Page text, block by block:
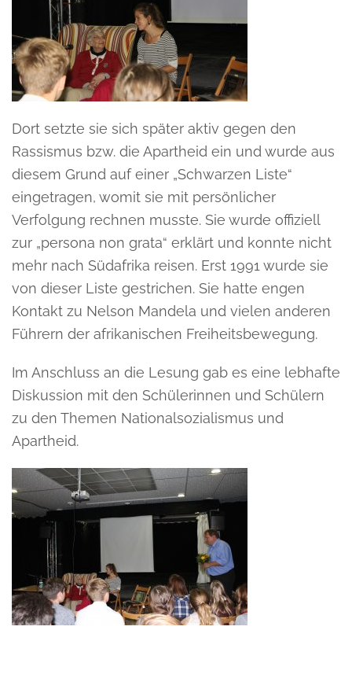
Dort setzte sie sich später aktiv gegen den
Rassismus bzw. die Apartheid ein und wurde aus
diesem Grund auf einer „Schwarzen Liste“
eingetragen, womit sie mit persönlicher
Verfolgung rechnen musste. Sie wurde offiziell
zur „persona non grata“ erklärt und konnte nicht
mehr nach Südafrika reisen. Erst 1991 wurde sie
von dieser Liste gestrichen. Sie hatte engen
Kontakt zu Nelson Mandela und vielen anderen
Führern der afrikanischen Freiheitsbewegung.
Im Anschluss an die Lesung gab es eine lebhafte
Diskussion mit den Schülerinnen und Schülern
zu den Themen Nationalsozialismus und
Apartheid.